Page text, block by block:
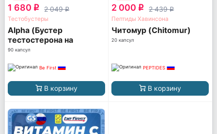
1 680 q 2 049q
Тестобустеры
Alpha (Бустер
тестостерона на
растительных
90 капсул
Be First
В корзину
2 000 q 2 439q
Пептиды Хавинсона
Читомур (Chitomur)
20 капсул
PEPTIDES
В корзину